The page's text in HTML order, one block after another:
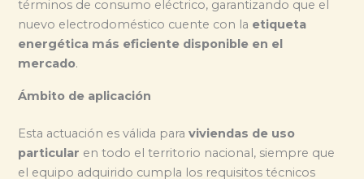
términos de consumo eléctrico, garantizando que el
nuevo electrodoméstico cuente con la etiqueta
energética más eficiente disponible en el
mercado.
Ámbito de aplicación
Esta actuación es válida paraviviendas de uso
particular en todo el territorio nacional, siempre que
el equipo adquirido cumpla los requisitos técnicos